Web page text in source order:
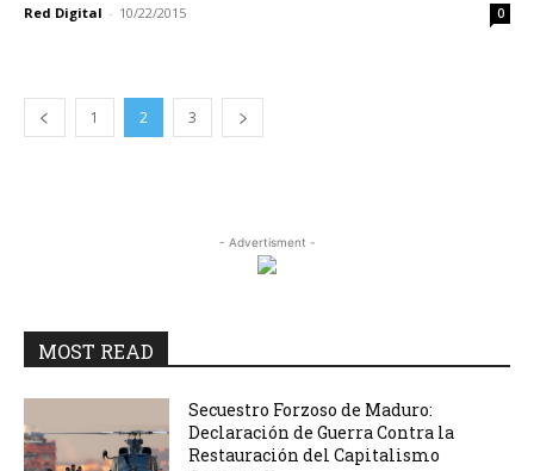
Red Digital - 10/22/2015 0
1 2 3
- Advertisment -
MOST READ
Secuestro Forzoso de Maduro:
Declaración de Guerra Contra la
Restauración del Capitalismo